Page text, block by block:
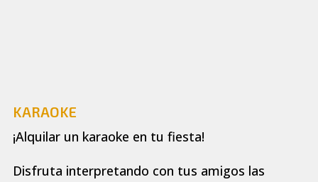
KARAOKE
¡Alquilar un karaoke en tu fiesta!
Disfruta interpretando con tus amigos las